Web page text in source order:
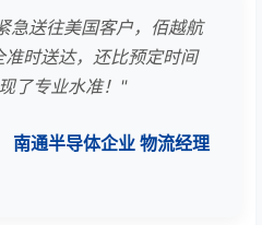
急送往美国客户，佰越航
时送达，还比预定时间
了专业水准！"
南通半导体企业 物流经理